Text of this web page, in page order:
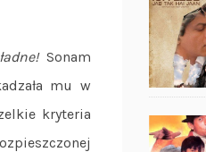
Sonam
mu w
kryteria